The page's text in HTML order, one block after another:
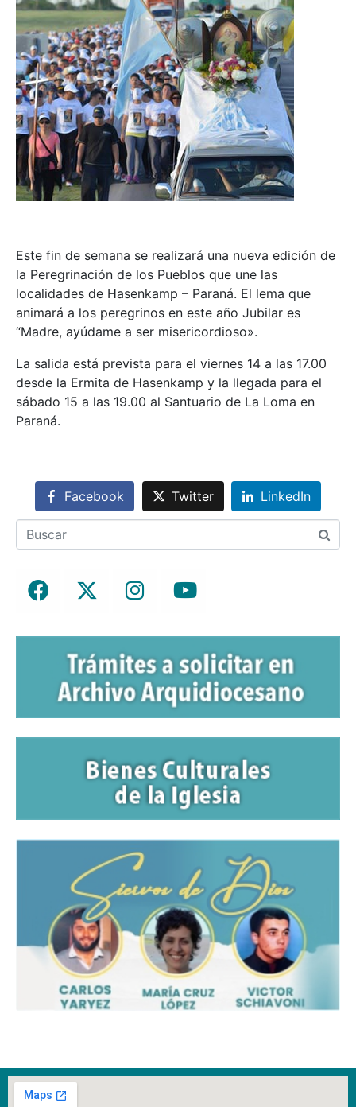
Este fin de semana se realizará una nueva edición de
la Peregrinación de los Pueblos que une las
localidades de Hasenkamp – Paraná. El lema que
animará a los peregrinos en este año Jubilar es
“Madre, ayúdame a ser misericordioso».
La salida está prevista para el viernes 14 a las 17.00
desde la Ermita de Hasenkamp y la llegada para el
sábado 15 a las 19.00 al Santuario de La Loma en
Paraná.
Facebook Twitter LinkedIn